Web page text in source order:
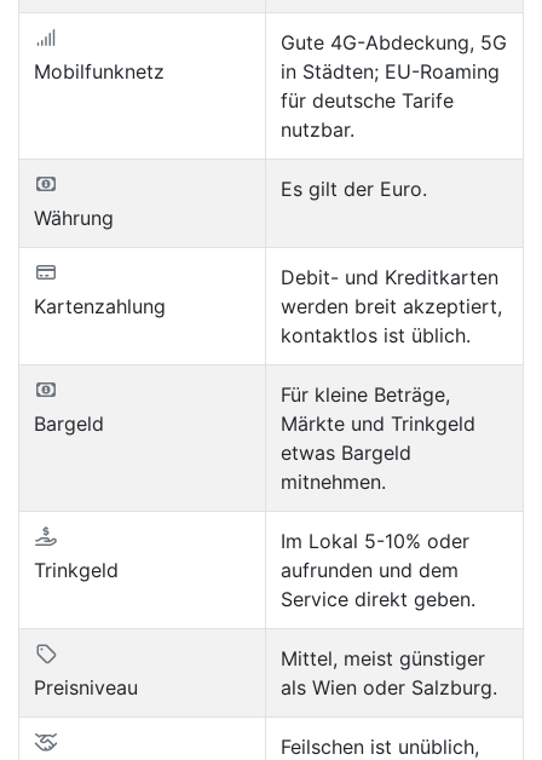
Mobilfunknetz
Gute 4G-Abdeckung, 5G
in Städten; EU-Roaming
für deutsche Tarife
nutzbar.
Währung
Es gilt der Euro.
Kartenzahlung
Debit- und Kreditkarten
werden breit akzeptiert,
kontaktlos ist üblich.
Bargeld
Für kleine Beträge,
Märkte und Trinkgeld
etwas Bargeld
mitnehmen.
Trinkgeld
Im Lokal 5-10% oder
aufrunden und dem
Service direkt geben.
Preisniveau
Mittel, meist günstiger
als Wien oder Salzburg.
Feilschen ist unüblich,